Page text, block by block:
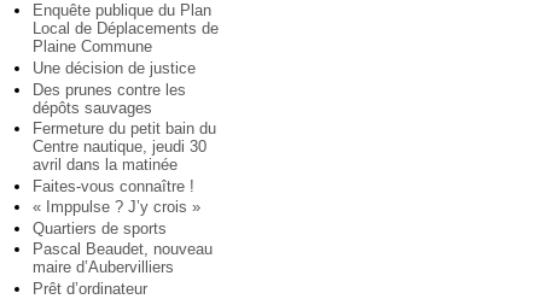
Enquête publique du Plan
Local de Déplacements de
Plaine Commune
Une décision de justice
Des prunes contre les
dépôts sauvages
Fermeture du petit bain du
Centre nautique, jeudi 30
avril dans la matinée
Faites-vous connaître !
« Imppulse ? J’y crois »
Quartiers de sports
Pascal Beaudet, nouveau
maire d’Aubervilliers
Prêt d’ordinateur